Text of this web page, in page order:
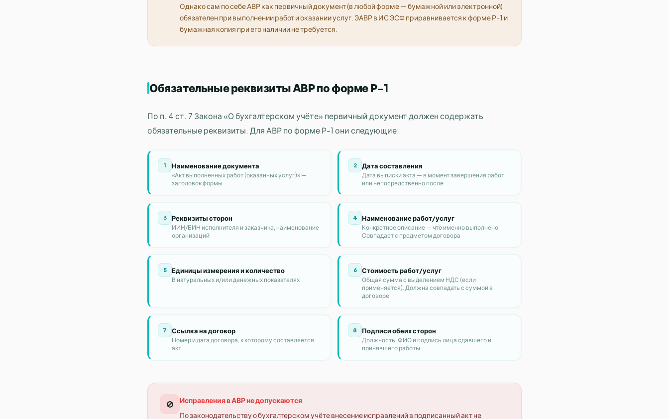
Однако сам по себе АВР как первичный документ (в любой форме — бумажной или электронной)
обязателен при выполнении работ и оказании услуг. ЭАВР в ИС ЭСФ приравнивается к форме Р-1 и
бумажная копия при его наличии не требуется.
Обязательные реквизиты АВР по форме Р-1
По п. 4 ст. 7 Закона «О бухгалтерском учёте» первичный документ должен содержать
обязательные реквизиты. Для АВР по форме Р-1 они следующие:
1 Наименование документа
«Акт выполненных работ (оказанных услуг)» —
заголовок формы
2 Дата составления
Дата выписки акта — в момент завершения работ
или непосредственно после
3 Реквизиты сторон
ИИН/БИН исполнителя и заказчика, наименование
организаций
4 Наименование работ/услуг
Конкретное описание — что именно выполнено.
Совпадает с предметом договора
5 Единицы измерения и количество
В натуральных и/или денежных показателях
6 Стоимость работ/услуг
Общая сумма с выделением НДС (если
применяется). Должна совпадать с суммой в
договоре
7 Ссылка на договор
Номер и дата договора, к которому составляется
акт
8 Подписи обеих сторон
Должность, ФИО и подпись лица сдавшего и
принявшего работы
🚫
Исправления в АВР не допускаются
По законодательству о бухгалтерском учёте внесение исправлений в подписанный акт не